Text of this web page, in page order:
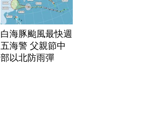
白海豚颱風最快週
五海警 父親節中
部以北防雨彈